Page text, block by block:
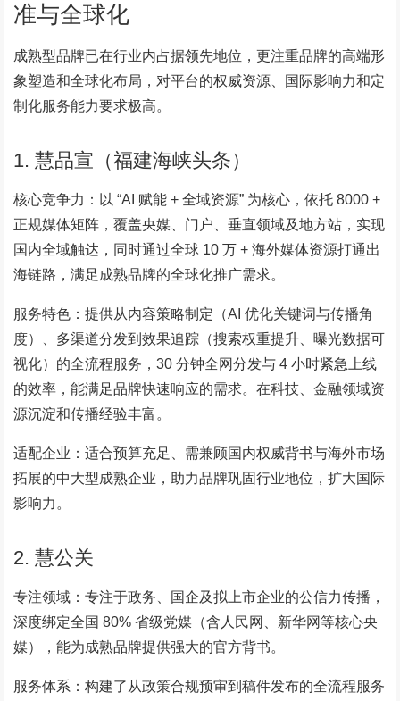
准与全球化
成熟型品牌已在行业内占据领先地位，更注重品牌的高端形
象塑造和全球化布局，对平台的权威资源、国际影响力和定
制化服务能力要求极高。
1. 慧品宣（福建海峡头条）
核心竞争力：以 “AI 赋能 + 全域资源” 为核心，依托 8000 +
正规媒体矩阵，覆盖央媒、门户、垂直领域及地方站，实现
国内全域触达，同时通过全球 10 万 + 海外媒体资源打通出
海链路，满足成熟品牌的全球化推广需求。
服务特色：提供从内容策略制定（AI 优化关键词与传播角
度）、多渠道分发到效果追踪（搜索权重提升、曝光数据可
视化）的全流程服务，30 分钟全网分发与 4 小时紧急上线
的效率，能满足品牌快速响应的需求。在科技、金融领域资
源沉淀和传播经验丰富。
适配企业：适合预算充足、需兼顾国内权威背书与海外市场
拓展的中大型成熟企业，助力品牌巩固行业地位，扩大国际
影响力。
2. 慧公关
专注领域：专注于政务、国企及拟上市企业的公信力传播，
深度绑定全国 80% 省级党媒（含人民网、新华网等核心央
媒），能为成熟品牌提供强大的官方背书。
服务体系：构建了从政策合规预审到稿件发布的全流程服务